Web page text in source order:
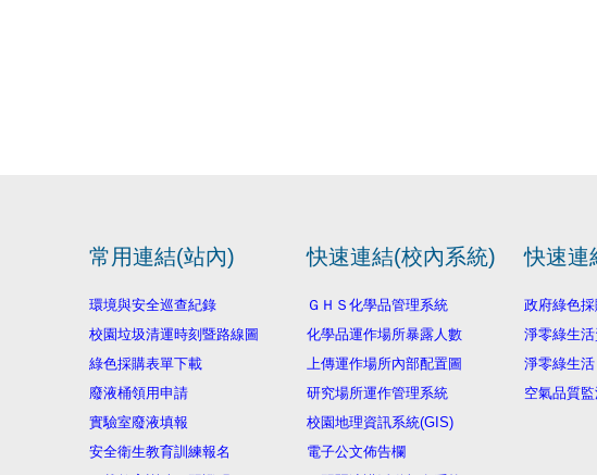
常用連結(站內)
環境與安全巡查紀錄
校園垃圾清運時刻暨路線圖
綠色採購表單下載
廢液桶領用申請
實驗室廢液填報
安全衛生教育訓練報名
快速連結(校內系統)
ＧＨＳ化學品管理系統
化學品運作場所暴露人數
上傳運作場所內部配置圖
研究場所運作管理系統
校園地理資訊系統(GIS)
電子公文佈告欄
快速連
政府綠色
淨零綠生
淨零綠生
空氣品質